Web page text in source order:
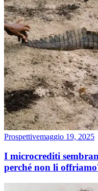
Prospettivemaggio 19, 2025
I microcrediti
perché non li